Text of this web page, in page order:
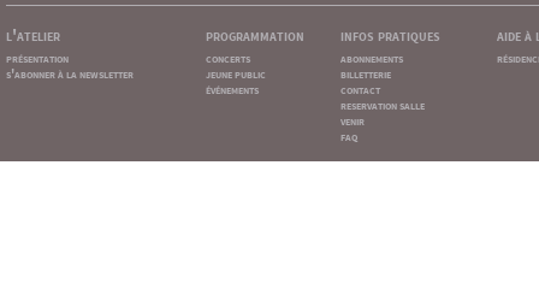
l'atelier
présentation
s'abonner à la newsletter
programmation
concerts
jeune public
événements
infos pratiques
abonnements
billetterie
contact
reservation salle
venir
faq
aide